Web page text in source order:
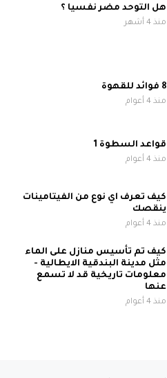
هل التوحد مضر نفسيا ؟
منذ 4 أشهر
8 فوائد للقهوة
منذ 4 أعوام
قواعد السطوة 1
منذ 4 أعوام
كيف تعرف اي نوع من الفيتامينات
ينقصك
منذ 4 أعوام
كيف تم تأسيس منازل على الماء
مثل مدينة البندقية الايطالية -
معلومات تاريخية قد لا تسمع
عنها
منذ 4 أعوام